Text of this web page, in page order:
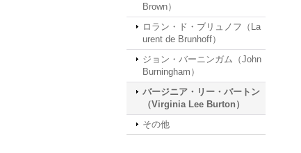
Brown）
ロラン・ド・ブリュノフ（La
urent de Brunhoff）
ジョン・バーニンガム（John
Burningham）
バージニア・リー・バートン
（Virginia Lee Burton）
その他